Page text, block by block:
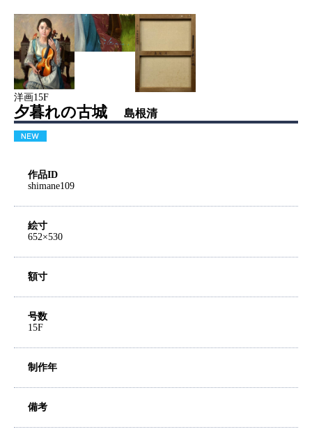
洋画15F
夕暮れの古城 島根清
作品ID
shimane109
絵寸
652×530
額寸
号数
15F
制作年
備考